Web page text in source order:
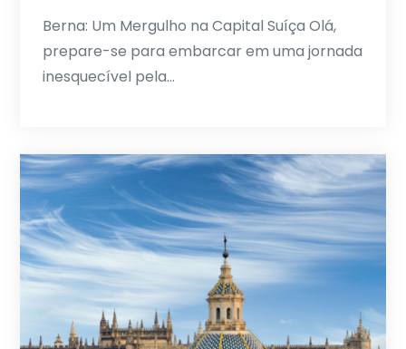
Berna: Um Mergulho na Capital Suíça Olá,
prepare-se para embarcar em uma jornada
inesquecível pela…